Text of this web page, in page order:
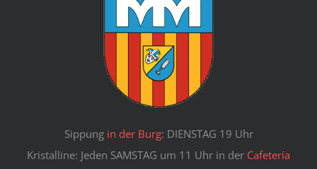
Sippung in der Burg: DIENSTAG 19 Uhr
Kristalline: Jeden SAMSTAG um 11 Uhr in der Cafetería